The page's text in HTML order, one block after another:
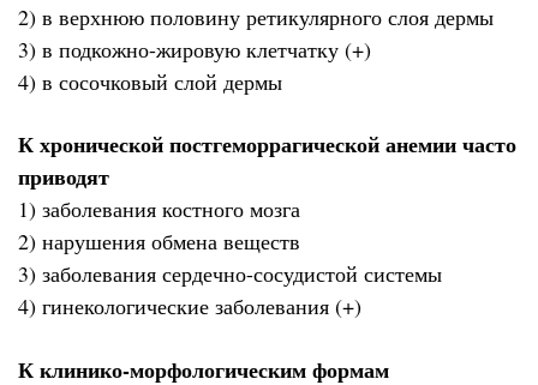
2) в верхнюю половину ретикулярного слоя дермы
3) в подкожно-жировую клетчатку (+)
4) в сосочковый слой дермы
К хронической постгеморрагической анемии часто
приводят
1) заболевания костного мозга
2) нарушения обмена веществ
3) заболевания сердечно-сосудистой системы
4) гинекологические заболевания (+)
К клинико-морфологическим формам